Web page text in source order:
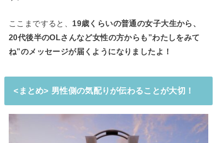
ここまですると、 19歳くらいの普通の女子大生から、
20代後半のOLさんなど女性の方からも”わたしをみて
ね”のメッセージが届くようになりましたよ！
<まとめ> 男性側の気配りが伝わることが大切！